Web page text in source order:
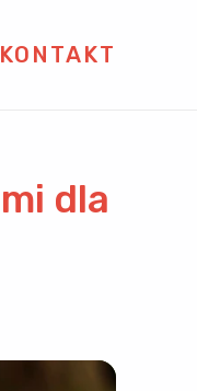
KONTAKT
dla